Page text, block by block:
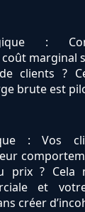
:
marginal
clients ?
brute est
: Vos
prix ? Cela
et
créer